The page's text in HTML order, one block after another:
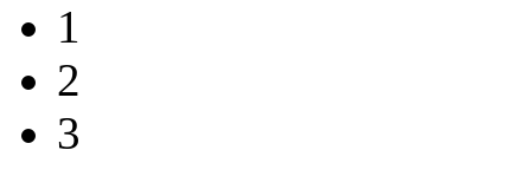
1
2
3